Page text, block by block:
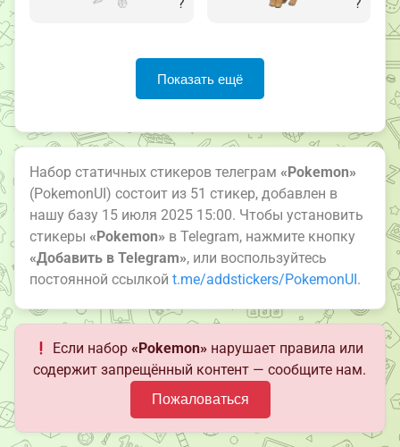
Показать ещё
Набор статичных стикеров телеграм «Pokemon»
(PokemonUI) состоит из 51 стикер, добавлен в
нашу базу 15 июля 2025 15:00. Чтобы установить
стикеры «Pokemon» в Telegram, нажмите кнопку
«Добавить в Telegram», или воспользуйтесь
постоянной ссылкой t.me/addstickers/PokemonUI .
Если набор«Pokemon» нарушает правила или
содержит запрещённый контент — сообщите нам.
Пожаловаться